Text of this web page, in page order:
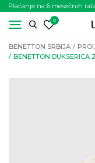
Plaćanje na 6 mesečnih
0
BENETTON SRBIJA
BENETTON DUKSERICA